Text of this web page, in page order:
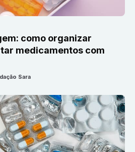
como organizar
medicamentos com
Sara